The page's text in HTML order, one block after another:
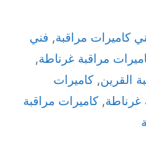
كاميرات مراقبة, فني
مراقبة غرناطة,
القرين, كاميرات
غرناطة, كاميرات مراقبة